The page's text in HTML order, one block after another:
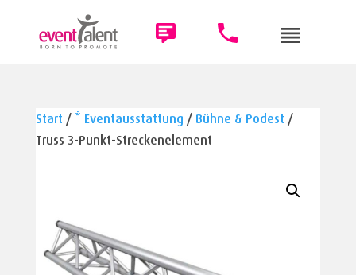
Start / * Eventausstattung / Bühne & Podest /
Truss 3-Punkt-Streckenelement